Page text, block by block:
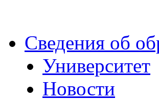
Сведения об
Университет
Новости